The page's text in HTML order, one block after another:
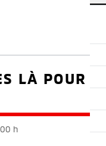
LÀ POUR
h